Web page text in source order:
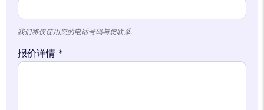
我们将仅使用您的电话号码与您联系.
报价详情 *